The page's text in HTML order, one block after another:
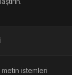
metin istemleri